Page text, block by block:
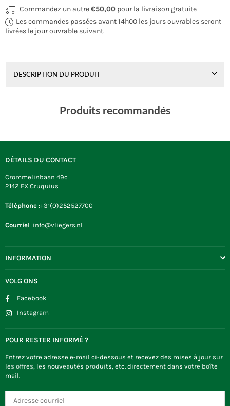
Commandez un autre€50,00 pour la livraison gratuite
Les commandes passées avant 14h00 les jours ouvrables seront
livrées le jour ouvrable suivant.
DESCRIPTION DU PRODUIT
Produits recommandés
DÉTAILS DU CONTACT
Crommelinbaan 49c
2142 EX Cruquius
Téléphone :+31(0)252527700
Courriel :info@vliegers.nl
INFORMATION
VOLG ONS
Facebook
Instagram
POUR RESTER INFORMÉ ?
Entrez votre adresse e-mail ci-dessous et recevez des mises à jour sur
les offres, les nouveautés produits, etc. directement dans votre boîte
mail.